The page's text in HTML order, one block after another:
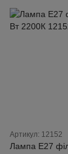
Артикул: 12152
Лампа E27